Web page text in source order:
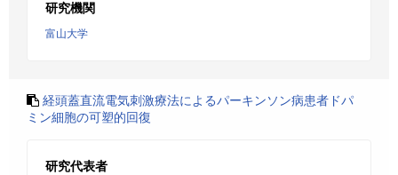
研究機関
富山大学
経頭蓋直流電気刺激療法によるパーキンソン病患者ドパ
ミン細胞の可塑的回復
研究代表者